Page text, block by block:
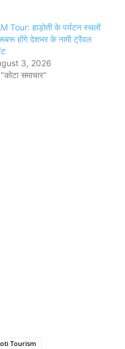
Tour: हाड़ोती के पर्यटन स्थलों
होंगे देशभर के नामी ट्रैवल
3, 2026
समाचार"
Tourism